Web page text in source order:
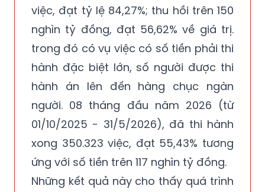
việc, đạt tỷ lệ 84,27%; thu hồi trên 150
nghìn tỷ đồng, đạt 56,62% về giá trị.
trong đó có vụ việc có số tiền phải thi
hành đặc biệt lớn, số người được thi
hành án lên đến hàng chục ngàn
người. 08 tháng đầu năm 2026 (từ
01/10/2025 - 31/5/2026), đã thi hành
xong 350.323 việc, đạt 55,43% tương
ứng với số tiền trên 117 nghìn tỷ đồng.
Những kết quả này cho thấy quá trình